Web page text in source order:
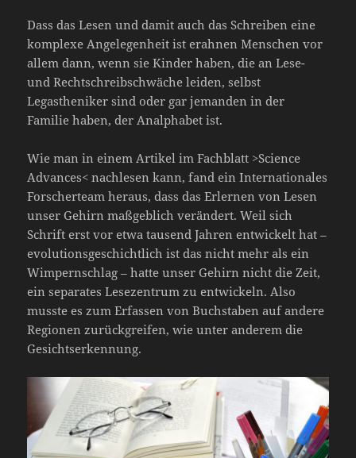
Dass das Lesen und damit auch das Schreiben eine
komplexe Angelegenheit ist erahnen Menschen vor
allem dann, wenn sie Kinder haben, die an Lese-
und Rechtschreibschwäche leiden, selbst
Legastheniker sind oder gar jemanden in der
Familie haben, der Analphabet ist.
Wie man in einem Artikel im Fachblatt >Science
Advances< nachlesen kann, fand ein Internationales
Forscherteam heraus, dass das Erlernen von Lesen
unser Gehirn maßgeblich verändert. Weil sich
Schrift erst vor etwa tausend Jahren entwickelt hat –
evolutionsgeschichtlich ist das nicht mehr als ein
Wimpernschlag – hatte unser Gehirn nicht die Zeit,
ein separates Lesezentrum zu entwickeln. Also
musste es zum Erfassen von Buchstaben auf andere
Regionen zurückgreifen, wie unter anderem die
Gesichtserkennung.